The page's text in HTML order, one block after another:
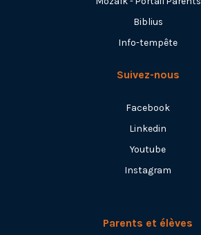
Biblius
Info-tempête
Suivez-nous
Facebook
Linkedin
Youtube
Instagram
Parents et élèves